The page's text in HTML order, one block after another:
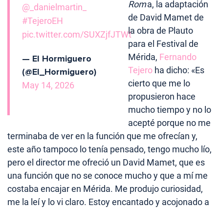
@_danielmartin_
#TejeroEH
pic.twitter.com/SUXZjfJTWt
— El Hormiguero
(@El_Hormiguero)
May 14, 2026
Roma, la adaptación
de David Mamet de
la obra de Plauto
para el Festival de
Mérida, Fernando
Tejero ha dicho: «Es
cierto que me lo
propusieron hace
mucho tiempo y no lo
acepté porque no me
terminaba de ver en la función que me ofrecían y,
este año tampoco lo tenía pensado, tengo mucho lío,
pero el director me ofreció un David Mamet, que es
una función que no se conoce mucho y que a mí me
costaba encajar en Mérida. Me produjo curiosidad,
me la leí y lo vi claro. Estoy encantado y acojonado a